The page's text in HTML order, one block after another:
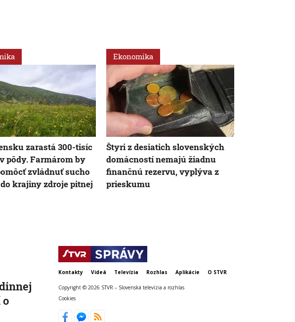
zarastá 300-tisíc
pôdy. Farmárom by
zvládnuť sucho
krajiny zdroje pitnej
Ekonomika
Štyri z desiatich slovenských
domácností nemajú žiadnu
finančnú rezervu, vyplýva z
prieskumu
Kontakty Videá Televízia Rozhlas Aplikácie O STVR
Copyright © 2026 STVR – Slovenská televízia a rozhlas
Cookies